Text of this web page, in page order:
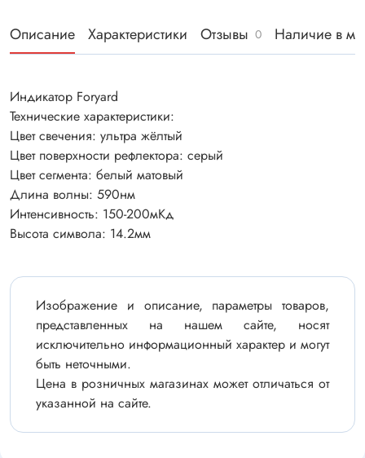
Описание Характеристики Отзывы 0 Наличие в
Индикатор Foryard
Технические характеристики:
Цвет свечения: ультра жёлтый
Цвет поверхности рефлектора: серый
Цвет сегмента: белый матовый
Длина волны: 590нм
Интенсивность: 150-200мКд
Высота символа: 14.2мм
Изображение и описание, параметры товаров,
представленных на нашем сайте, носят
исключительно информационный характер и могут
быть неточными.
Цена в розничных магазинах может отличаться от
указанной на сайте.